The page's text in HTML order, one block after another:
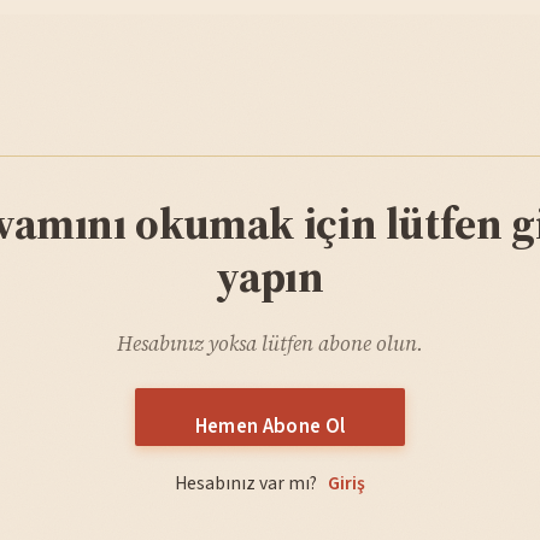
okumak için lütfen
yapın
Hesabınız yoksa lütfen abone olun.
Hemen Abone Ol
Hesabınız var mı? Giriş